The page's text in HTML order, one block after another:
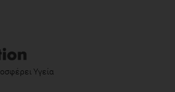
Υγεία